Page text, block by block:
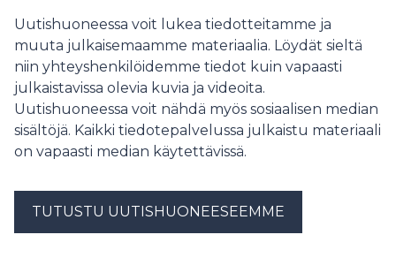
Uutishuoneessa voit lukea tiedotteitamme ja
muuta julkaisemaamme materiaalia. Löydät sieltä
niin yhteyshenkilöidemme tiedot kuin vapaasti
julkaistavissa olevia kuvia ja videoita.
Uutishuoneessa voit nähdä myös sosiaalisen median
sisältöjä. Kaikki tiedotepalvelussa julkaistu materiaali
on vapaasti median käytettävissä.
TUTUSTU UUTISHUONEESEEMME